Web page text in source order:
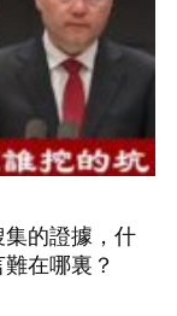
的證據，什
在哪裏？